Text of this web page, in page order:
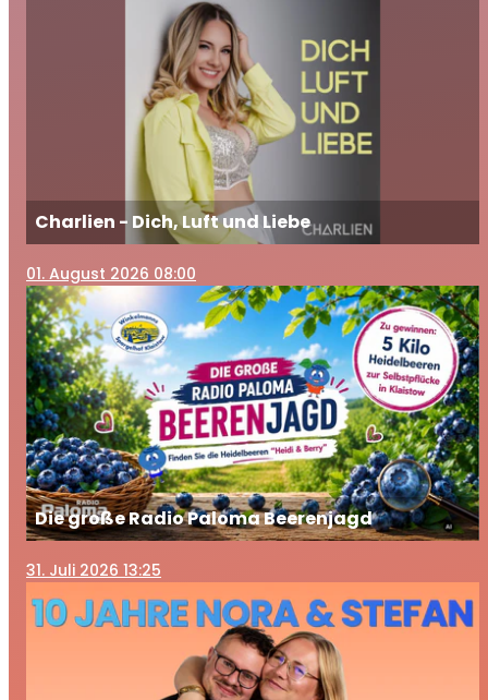
Charlien - Dich, Luft und Liebe
01. August 2026 08:00
Die große Radio Paloma Beerenjagd
31. Juli 2026 13:25